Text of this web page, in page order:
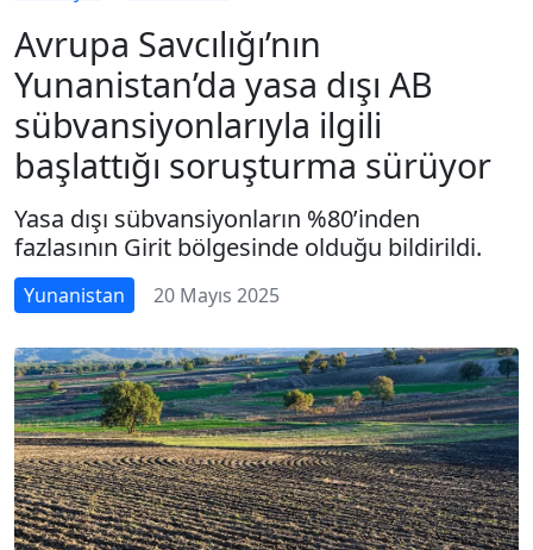
Avrupa Savcılığı’nın
Yunanistan’da yasa dışı AB
sübvansiyonlarıyla ilgili
başlattığı soruşturma sürüyor
Yasa dışı sübvansiyonların %80’inden
fazlasının Girit bölgesinde olduğu bildirildi.
Yunanistan 20 Mayıs 2025